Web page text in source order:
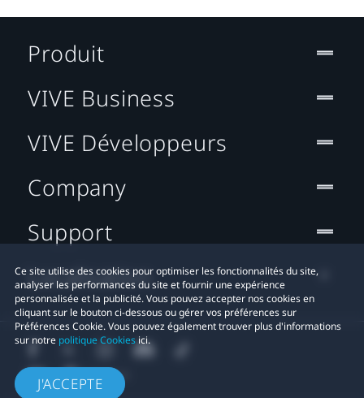
Ce site utilise des cookies pour optimiser les fonctionnalités du site,
analyser les performances du site et fournir une expérience
personnalisée et la publicité. Vous pouvez accepter nos cookies en
cliquant sur le bouton ci-dessous ou gérer vos préférences sur
Préférences Cookie. Vous pouvez également trouver plus d'informations
sur notre politique Cookiesici.
J'ACCEPTE
Produit
VIVE Business
VIVE Développeurs
Company
Support
Localisation